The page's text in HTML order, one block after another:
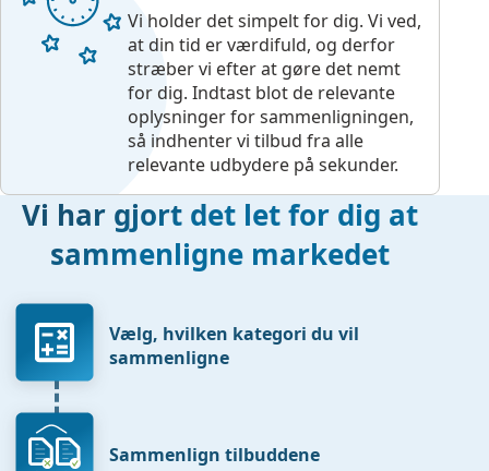
Vi holder det simpelt for dig. Vi ved,
at din tid er værdifuld, og derfor
stræber vi efter at gøre det nemt
for dig. Indtast blot de relevante
oplysninger for sammenligningen,
så indhenter vi tilbud fra alle
relevante udbydere på sekunder.
Vi har gjort det let for dig at
sammenligne markedet
Vælg, hvilken kategori du vil
sammenligne
Sammenlign tilbuddene